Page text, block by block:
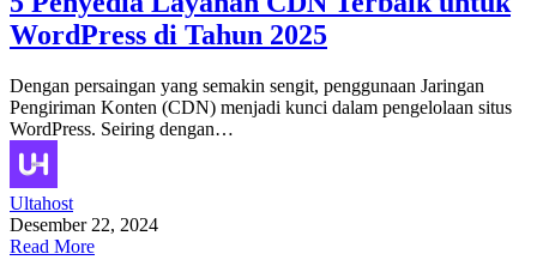
WordPress di Tahun 2025
Dengan persaingan yang semakin sengit, penggunaan Jaringan
Pengiriman Konten (CDN) menjadi kunci dalam pengelolaan situs
WordPress. Seiring dengan…
Ultahost
Desember 22, 2024
Read More